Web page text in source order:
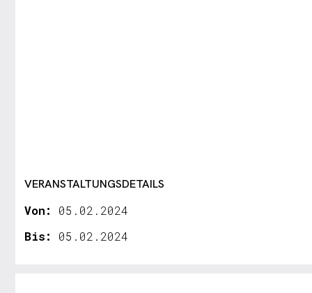
VERANSTALTUNGSDETAILS
Von:
05.02.2024
Bis:
05.02.2024